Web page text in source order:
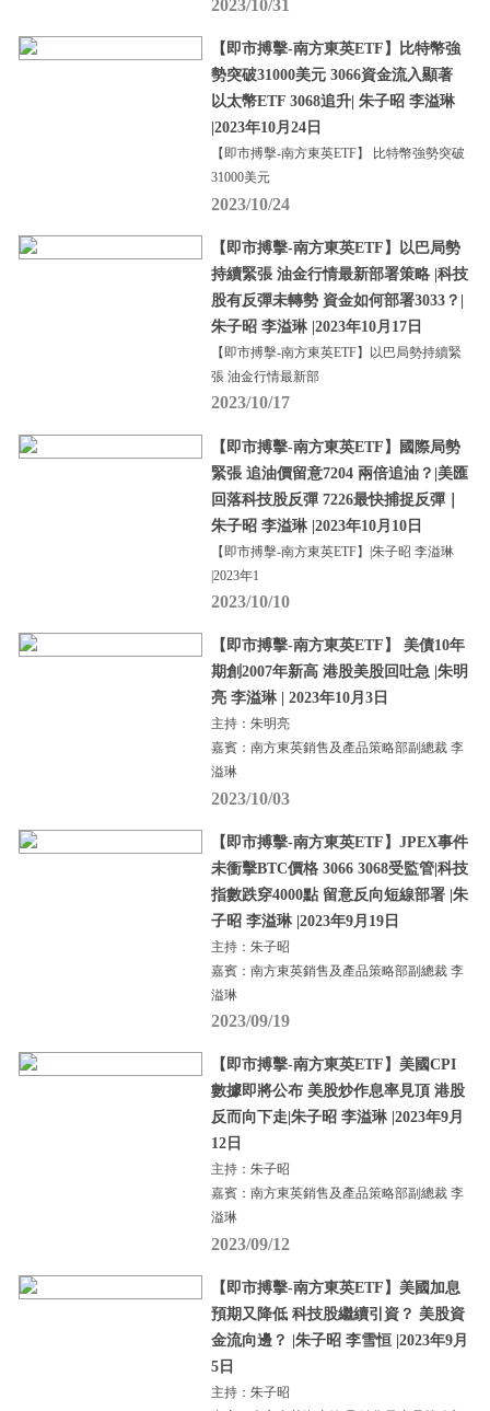
2023/10/31
【即市搏擊-南方東英ETF】比特幣強
勢突破31000美元 3066資金流入顯著
以太幣ETF 3068追升| 朱子昭 李溢琳
|2023年10月24日
【即市搏擊-南方東英ETF】 比特幣強勢突破
31000美元
2023/10/24
【即市搏擊-南方東英ETF】以巴局勢
持續緊張 油金行情最新部署策略 |科技
股有反彈未轉勢 資金如何部署3033？|
朱子昭 李溢琳 |2023年10月17日
【即市搏擊-南方東英ETF】以巴局勢持續緊
張 油金行情最新部
2023/10/17
【即市搏擊-南方東英ETF】國際局勢
緊張 追油價留意7204 兩倍追油？|美匯
回落科技股反彈 7226最快捕捉反彈｜
朱子昭 李溢琳 |2023年10月10日
【即市搏擊-南方東英ETF】|朱子昭 李溢琳
|2023年1
2023/10/10
【即市搏擊-南方東英ETF】 美債10年
期創2007年新高 港股美股回吐急 |朱明
亮 李溢琳 | 2023年10月3日
主持：朱明亮
嘉賓：南方東英銷售及產品策略部副總裁 李
溢琳
2023/10/03
【即市搏擊-南方東英ETF】JPEX事件
未衝擊BTC價格 3066 3068受監管|科技
指數跌穿4000點 留意反向短線部署 |朱
子昭 李溢琳 |2023年9月19日
主持：朱子昭
嘉賓：南方東英銷售及產品策略部副總裁 李
溢琳
2023/09/19
【即市搏擊-南方東英ETF】美國CPI
數據即將公布 美股炒作息率見頂 港股
反而向下走|朱子昭 李溢琳 |2023年9月
12日
主持：朱子昭
嘉賓：南方東英銷售及產品策略部副總裁 李
溢琳
2023/09/12
【即市搏擊-南方東英ETF】美國加息
預期又降低 科技股繼續引資？ 美股資
金流向邊？ |朱子昭 李雪恒 |2023年9月
5日
主持：朱子昭